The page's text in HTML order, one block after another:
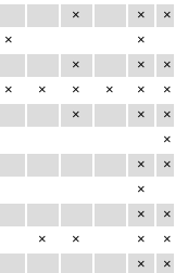
× ×
×
×
×
× × ×
× × × × × ×
× × ×
×
×
×
×
×
×
× × × ×
× ×